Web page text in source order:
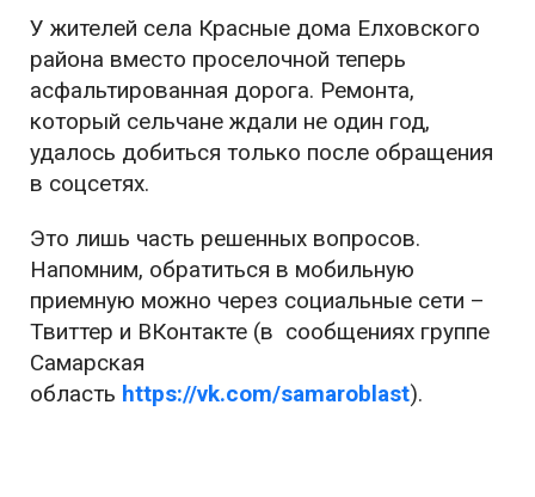
У жителей села Красные дома Елховского
района вместо проселочной теперь
асфальтированная дорога. Ремонта,
который сельчане ждали не один год,
удалось добиться только после обращения
в соцсетях.
Это лишь часть решенных вопросов.
Напомним, обратиться в мобильную
приемную можно через социальные сети –
Твиттер и ВКонтакте (в сообщениях группе
Самарская
область https://vk.com/samaroblast).